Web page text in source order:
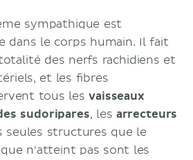
sympathique est
dans le corps humain. Il fait
des nerfs rachidiens et
et les fibres
tous lesvaisseaux
sudoripares, les arrecteurs
seules structures que le
n'atteint pas sont les